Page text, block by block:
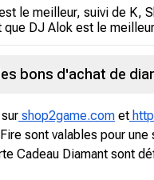
le meilleur, suivi de K,
DJ Alok est le
bons d'achat de
shop2game.com et
sont valables pour
Cadeau Diamant sont